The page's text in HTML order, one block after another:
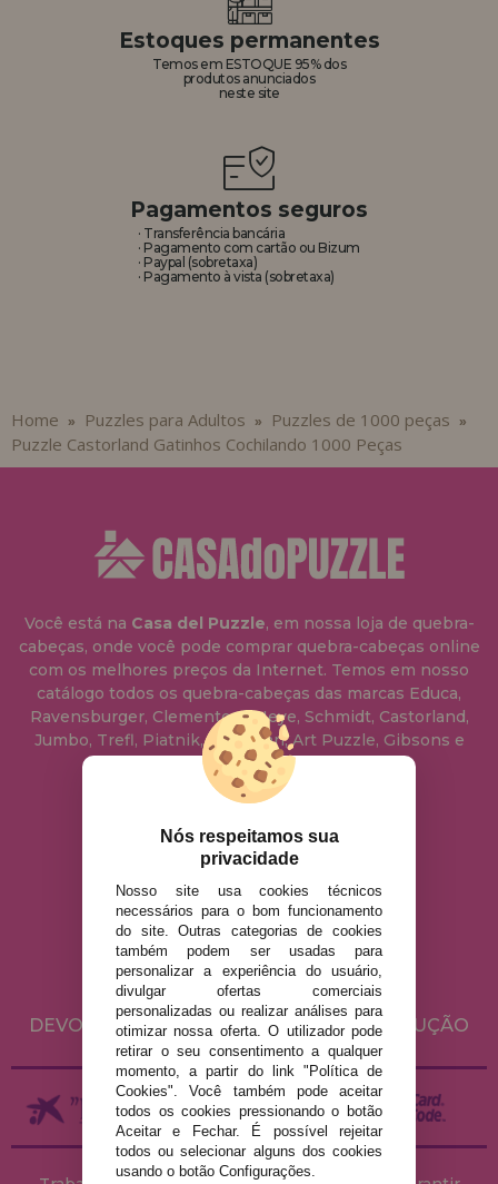
Estoques permanentes
Temos em ESTOQUE 95% dos
produtos anunciados
neste site
Pagamentos seguros
· Transferência bancária
· Pagamento com cartão ou Bizum
· Paypal (sobretaxa)
· Pagamento à vista (sobretaxa)
Home » Puzzles para Adultos » Puzzles de 1000 peças »
Puzzle Castorland Gatinhos Cochilando 1000 Peças
Você está na Casa del Puzzle, em nossa loja de quebra-
cabeças, onde você pode comprar quebra-cabeças online
com os melhores preços da Internet. Temos em nosso
catálogo todos os quebra-cabeças das marcas Educa,
Ravensburger, Clementoni, Heye, Schmidt, Castorland,
Jumbo, Trefl, Piatnik, Anatolian, Art Puzzle, Gibsons e
muito mais.
info@casadopuzzle.pt
AVISO LEGAL
POLÍTICA DE PRIVACIDADE
POLÍTICA DE COOKIES
ENVIO E DEVOLUÇÕES
DEVOLUÇÕES / DIREITO DE LIVRE RESOLUÇÃO
Nós respeitamos sua
privacidade
Nosso site usa cookies técnicos
necessários para o bom funcionamento
do site. Outras categorias de cookies
também podem ser usadas para
personalizar a experiência do usuário,
divulgar ofertas comerciais
personalizadas ou realizar análises para
otimizar nossa oferta. O utilizador pode
retirar o seu consentimento a qualquer
momento, a partir do link "Política de
Cookies". Você também pode aceitar
todos os cookies pressionando o botão
Aceitar e Fechar. É possível rejeitar
todos ou selecionar alguns dos cookies
usando o botão Configurações.